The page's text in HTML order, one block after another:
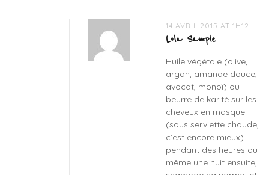
14 AVRIL 2015 AT 1H12
Lola Sample
Huile végétale (olive,
argan, amande douce,
avocat, monoï) ou
beurre de karité sur les
cheveux en masque
(sous serviette chaude,
c’est encore mieux)
pendant des heures ou
même une nuit ensuite,